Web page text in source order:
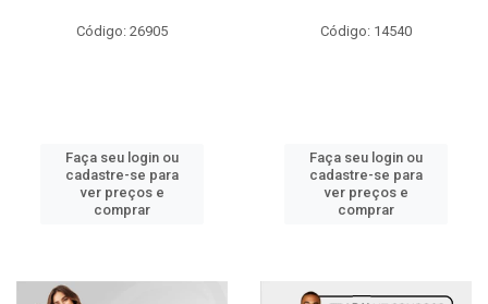
Código: 26905
Faça seu login ou
cadastre-se para
ver preços e
comprar
Código: 14540
Faça seu login ou
cadastre-se para
ver preços e
comprar